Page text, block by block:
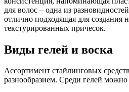
для волос – одна из
отлично подходящая для создания
текстурированных причесок.
Виды гелей и воска
Ассортимент стайлинговых
разнообразием. Среди гелей